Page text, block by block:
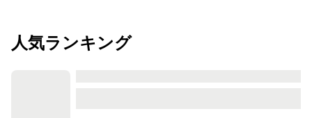
人気ランキング